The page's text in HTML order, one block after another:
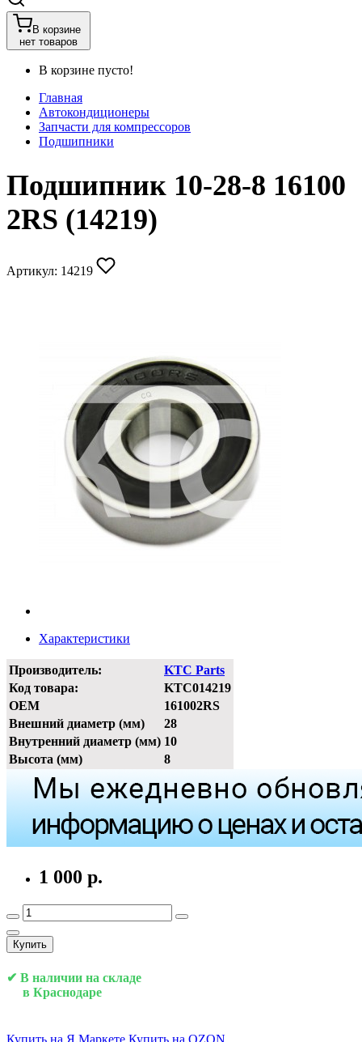
В корзине
нет товаров
В корзине пусто!
Главная
Автокондиционеры
Запчасти для компрессоров
Подшипники
Подшипник 10-28-8 16100
2RS (14219)
Артикул: 14219
Характеристики
Производитель:
KTC Parts
Код товара:
KTC014219
OEM
161002RS
Внешний диаметр (мм)
28
Внутренний диаметр (мм) 10
Высота (мм)
8
1 000 р.
Купить
✔ В наличии на складе
в Краснодаре
Купить на Я.Маркете Купить на OZON